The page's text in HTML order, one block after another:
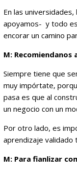
En las
apoyamos- y todo
encorar un camino
M:
Siempre tiene que
muy impórtate,
pasa es que al
un negocio con un
Por otro lado, es
aprendizaje validado
M: Para fianlizar